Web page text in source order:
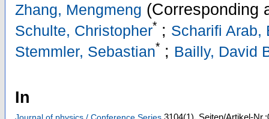
Zhang, Mengmeng (Corresponding
Schulte, Christopher* ; Scharifi Arab,
Stemmler, Sebastian* ; Bailly, David
In
3104(1), Seiten/Artikel-